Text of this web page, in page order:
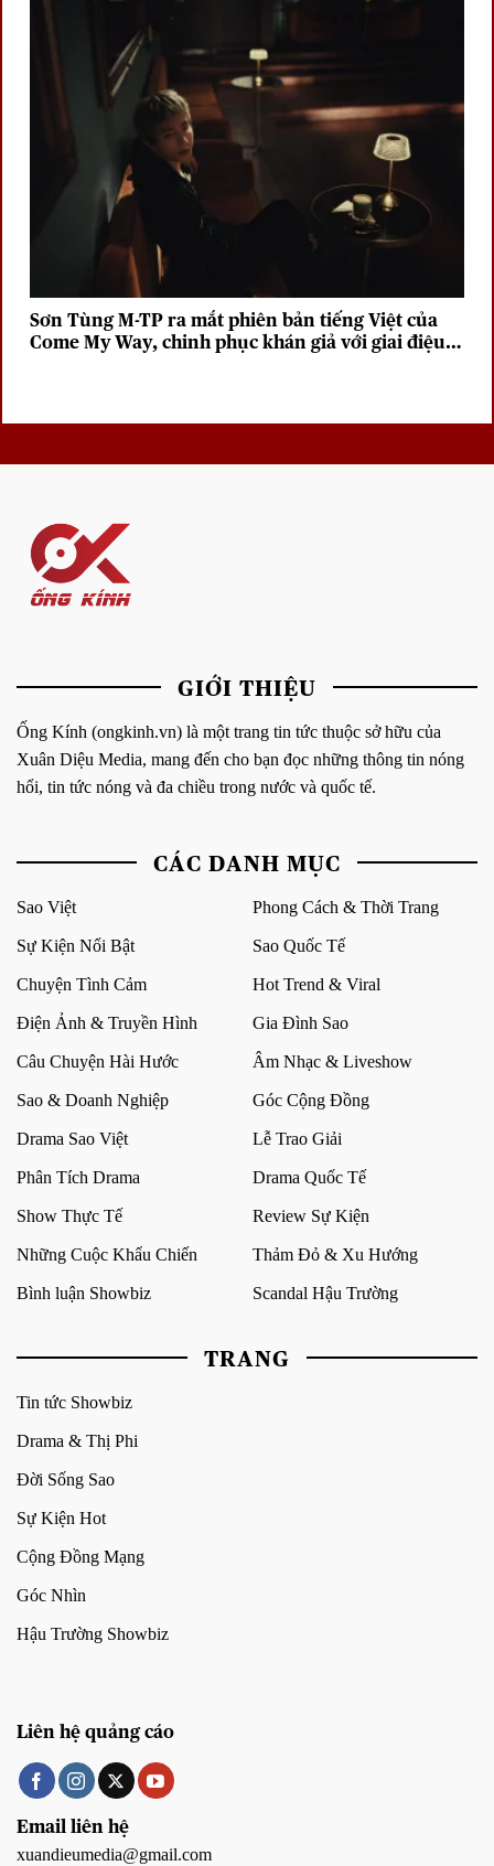
Sơn Tùng M-TP ra mắt phiên bản tiếng Việt của
Come My Way, chinh phục khán giả với giai điệu
GIỚI THIỆU
Ống Kính (ongkinh.vn) là một trang tin tức thuộc sở hữu của
Xuân Diệu Media, mang đến cho bạn đọc những thông tin nóng
hổi, tin tức nóng và đa chiều trong nước và quốc tế.
CÁC DANH MỤC
Sao Việt Phong Cách & Thời Trang
Sự Kiện Nổi Bật Sao Quốc Tế
Chuyện Tình Cảm Hot Trend & Viral
Điện Ảnh & Truyền Hình Gia Đình Sao
Câu Chuyện Hài Hước Âm Nhạc & Liveshow
Sao & Doanh Nghiệp Góc Cộng Đồng
Drama Sao Việt Lễ Trao Giải
Phân Tích Drama Drama Quốc Tế
Show Thực Tế Review Sự Kiện
Những Cuộc Khẩu Chiến Thảm Đỏ & Xu Hướng
Bình luận Showbiz Scandal Hậu Trường
TRANG
Tin tức Showbiz
Drama & Thị Phi
Đời Sống Sao
Sự Kiện Hot
Cộng Đồng Mạng
Góc Nhìn
Hậu Trường Showbiz
Liên hệ quảng cáo
Email liên hệ
xuandieumedia@gmail.com